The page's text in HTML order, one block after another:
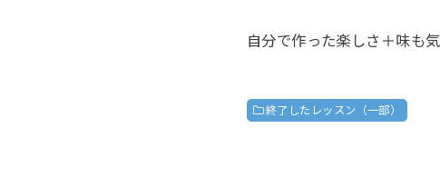
自分で作った楽しさ＋味も
終了したレッスン（一部）